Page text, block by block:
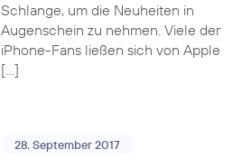
Schlange, um die Neuheiten in
Augenschein zu nehmen. Viele der
iPhone-Fans ließen sich von Apple
[…]
28. September 2017